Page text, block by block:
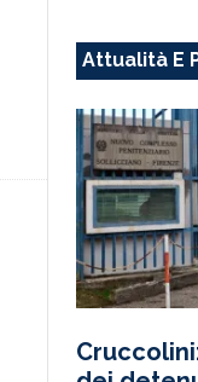
Attualità E